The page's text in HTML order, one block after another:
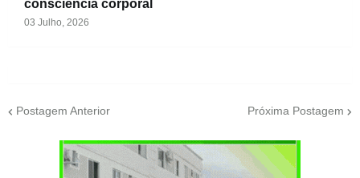
consciência corporal
03 Julho, 2026
Postagem Anterior Próxima Postagem